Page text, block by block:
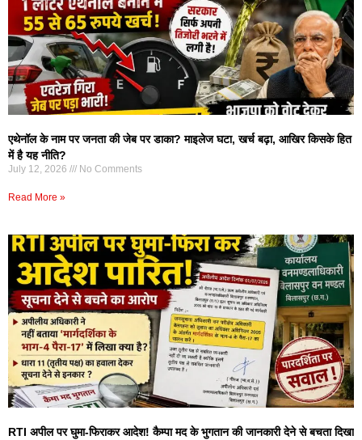
एथेनॉल के नाम पर जनता की जेब पर डाका? माइलेज घटा, खर्च बढ़ा, आखिर किसके हित
में है यह नीति?
July 12, 2026 No Comments
Read More »
RTI अपील पर घुमा-फिराकर आदेश! कैम्पा मद के भुगतान की जानकारी देने से बचता दिखा